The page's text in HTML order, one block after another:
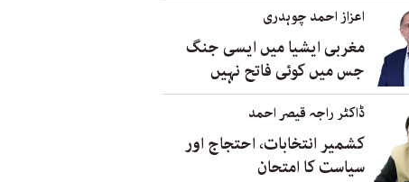
اعزاز احمد چوہدری
مغربی ایشیا میں ایسی جنگ
جس میں کوئی فاتح نہیں
ڈاکٹر راجہ قیصر احمد
کشمیر انتخابات، احتجاج اور
سیاست کا امتحان